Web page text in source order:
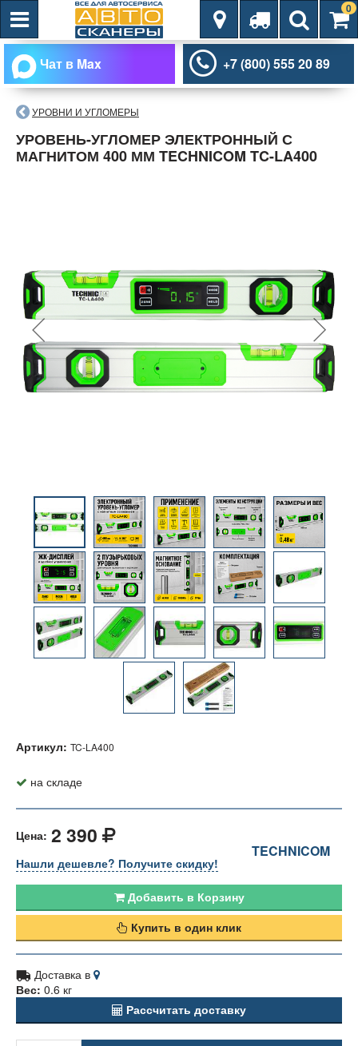
0
Чат в Max +7 (800) 555 20 89
УРОВНИ И УГЛОМЕРЫ
УРОВЕНЬ-УГЛОМЕР ЭЛЕКТРОННЫЙ С
МАГНИТОМ 400 ММ TECHNICOM TC-LA400
Артикул: TC-LA400
на складе
Цена: 2 390
TECHNICOM
Нашли дешевле? Получите скидку!
Добавить в Корзину
Купить в один клик
Доставка в
Вес: 0.6 кг
Рассчитать доставку